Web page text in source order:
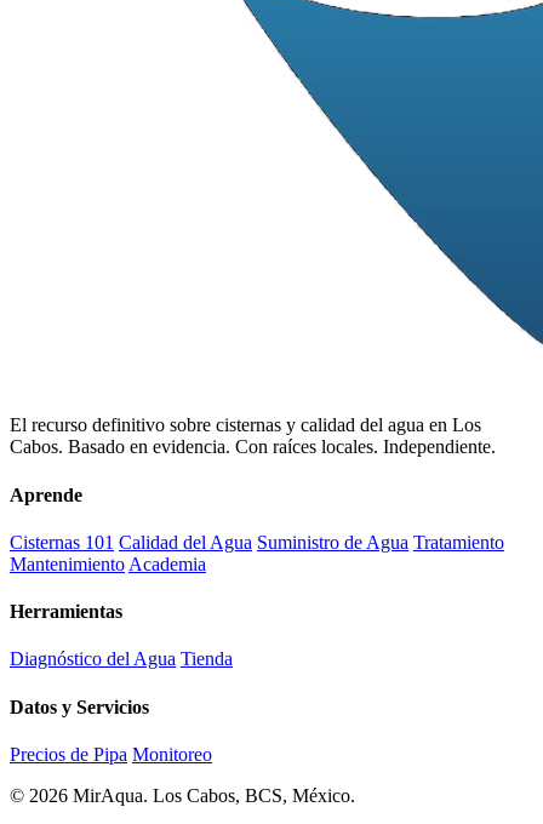
El recurso definitivo sobre cisternas y calidad del agua en Los
Cabos. Basado en evidencia. Con raíces locales. Independiente.
Aprende
Cisternas 101 Calidad del Agua Suministro de Agua Tratamiento
Mantenimiento Academia
Herramientas
Diagnóstico del Agua Tienda
Datos y Servicios
Precios de Pipa Monitoreo
© 2026 MirAqua. Los Cabos, BCS, México.